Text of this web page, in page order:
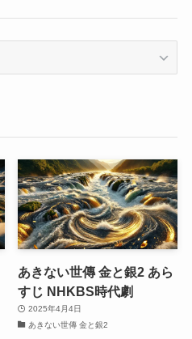
あきない世傳 金と銀2 あら
すじ NHKBS時代劇
2025年4月4日
あきない世傳 金と銀2